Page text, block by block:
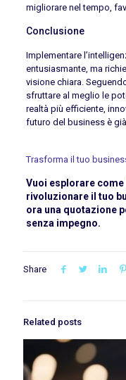
migliorare nel tempo,
Conclusione
Implementare
entusiasmante, ma
visione chiara.
sfruttare al meglio le
realtà più efficiente,
futuro del business è
Trasforma il tuo
Vuoi esplorare
rivoluzionare il tuo
ora una quotazione
senza impegno.
Share
Related posts